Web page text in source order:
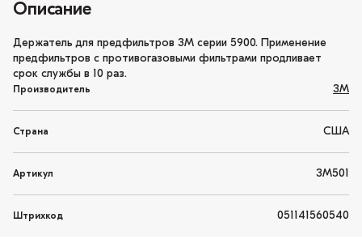
Описание
Держатель для предфильтров 3М серии 5900. Применение
предфильтров с противогазовыми фильтрами продливает
срок службы в 10 раз.
Производитель 3M
Страна США
Артикул 3М501
Штрихкод 051141560540